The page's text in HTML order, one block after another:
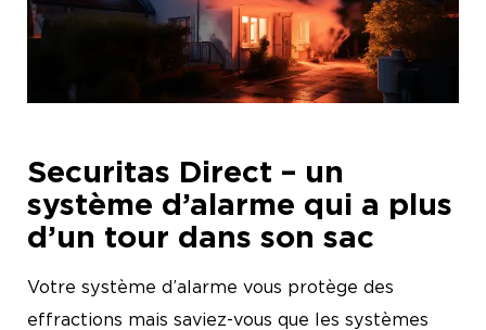
Securitas Direct – un
système d’alarme qui a plus
d’un tour dans son sac
Votre système d’alarme vous protège des
effractions mais saviez-vous que les systèmes